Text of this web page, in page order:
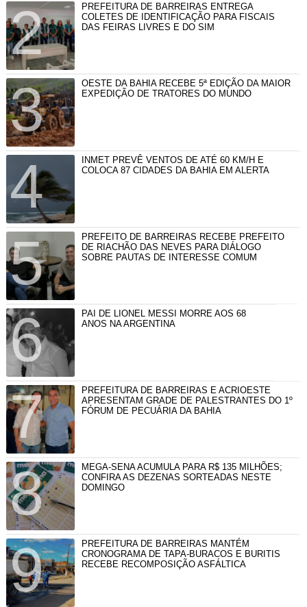
PREFEITURA DE BARREIRAS ENTREGA
COLETES DE IDENTIFICAÇÃO PARA FISCAIS
DAS FEIRAS LIVRES E DO SIM
OESTE DA BAHIA RECEBE 5ª EDIÇÃO DA MAIOR
EXPEDIÇÃO DE TRATORES DO MUNDO
INMET PREVÊ VENTOS DE ATÉ 60 KM/H E
COLOCA 87 CIDADES DA BAHIA EM ALERTA
PREFEITO DE BARREIRAS RECEBE PREFEITO
DE RIACHÃO DAS NEVES PARA DIÁLOGO
SOBRE PAUTAS DE INTERESSE COMUM
PAI DE LIONEL MESSI MORRE AOS 68
ANOS NA ARGENTINA
PREFEITURA DE BARREIRAS E ACRIOESTE
APRESENTAM GRADE DE PALESTRANTES DO 1º
FÓRUM DE PECUÁRIA DA BAHIA
MEGA-SENA ACUMULA PARA R$ 135 MILHÕES;
CONFIRA AS DEZENAS SORTEADAS NESTE
DOMINGO
PREFEITURA DE BARREIRAS MANTÉM
CRONOGRAMA DE TAPA-BURACOS E BURITIS
RECEBE RECOMPOSIÇÃO ASFÁLTICA